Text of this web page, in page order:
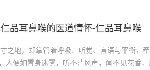
品耳鼻喉的医道情怀-仁品耳鼻喉
之地，却掌管着呼吸、听觉、言语与平衡，牵
人便如置身迷雾，听不清风声，闻不见花香